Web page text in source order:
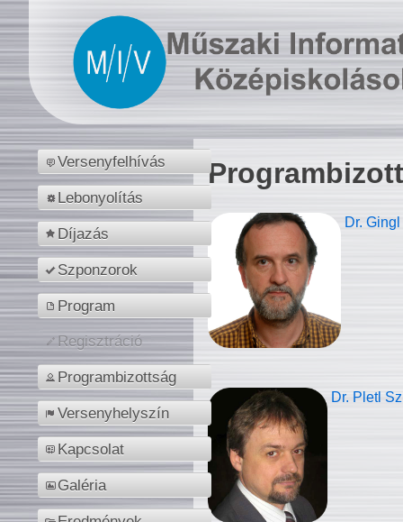
Versenyfelhívás
Lebonyolítás
Díjazás
Szponzorok
Program
Regisztráció
Programbizottság
Versenyhelyszín
Kapcsolat
Galéria
Dr.
Dr. Pletl